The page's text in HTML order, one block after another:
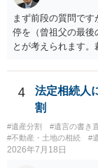
まず前段の質問で
停を（曾祖父の最後
とが考えられます
能と思われます。時
揃える必要があり
4
法定相続人
割
#遺産分割 #遺言の書き
#不動産・土地の相続
#
2026年7月18日